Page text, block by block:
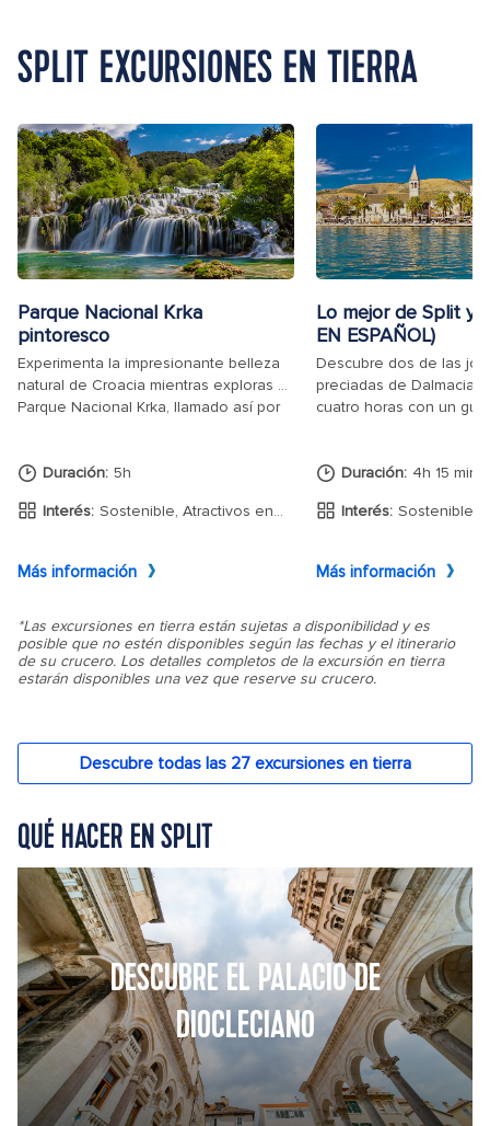
SPLIT EXCURSIONES EN TIERRA
QUÉ HACER EN SPLIT
DESCUBRE EL PALACIO DE
DIOCLECIANO